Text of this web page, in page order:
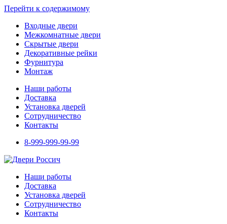
Перейти к содержимому
Входные двери
Межкомнатные двери
Скрытые двери
Декоративные рейки
Фурнитура
Монтаж
Наши работы
Доставка
Установка дверей
Сотрудничество
Контакты
8-999-999-99-99
Наши работы
Доставка
Установка дверей
Сотрудничество
Контакты